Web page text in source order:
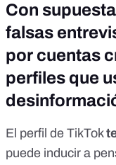
Con
falsas
por cuentas
perfiles que
El perfil de TikTok
puede inducir a